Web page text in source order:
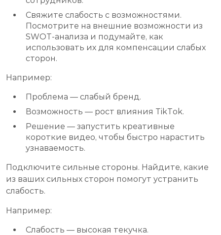
Свяжите слабость с возможностями.
Посмотрите на внешние возможности из
SWOT-анализа и подумайте, как
использовать их для компенсации слабых
сторон.
Например:
Проблема — слабый бренд.
Возможность — рост влияния TikTok.
Решение — запустить креативные
короткие видео, чтобы быстро нарастить
узнаваемость.
Подключите сильные стороны. Найдите, какие
из ваших сильных сторон помогут устранить
слабость.
Например:
Слабость — высокая текучка.